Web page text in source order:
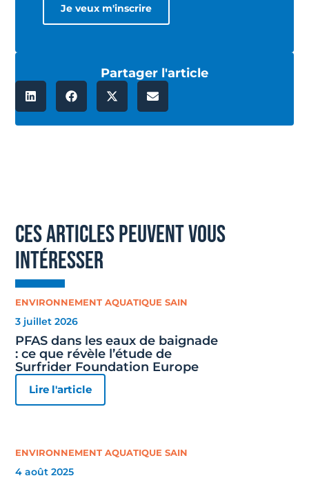
Partager l'article
ces articles peuvent vous
intéresser
ENVIRONNEMENT AQUATIQUE SAIN
3 juillet 2026
PFAS dans les eaux de baignade
: ce que révèle l’étude de
Surfrider Foundation Europe
Lire l'article
ENVIRONNEMENT AQUATIQUE SAIN
4 août 2025